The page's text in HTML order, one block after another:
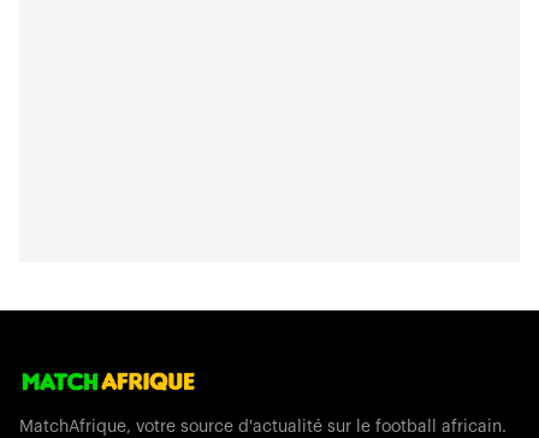
MatchAfrique, votre source d'actualité sur le football africain.